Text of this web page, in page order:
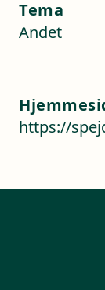
Tema
Andet
https://